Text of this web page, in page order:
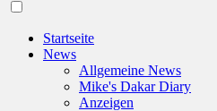
Startseite
News
Allgemeine News
Mike's Dakar Diary
Anzeigen